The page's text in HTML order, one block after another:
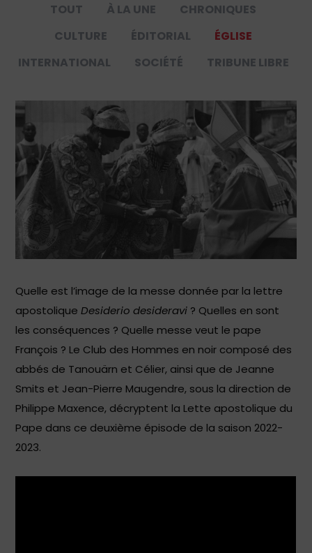
TOUT À LA UNE
CHRONIQUES
CULTURE
ÉDITORIAL
ÉGLISE
INTERNATIONAL
SOCIÉTÉ TRIBUNE LIBRE
Quelle est l’image de la messe donnée par la lettre
apostoliqueDesiderio desideravi ? Quelles en sont
les conséquences ? Quelle messe veut le pape
François ? Le Club des Hommes en noir composé des
abbés de Tanouärn et Célier, ainsi que de Jeanne
Smits et Jean-Pierre Maugendre, sous la direction de
Philippe Maxence, décryptent la Lette apostolique du
Pape dans ce deuxième épisode de la saison 2022-
2023.